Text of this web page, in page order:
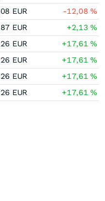
EUR -12,08%
EUR +2,13%
EUR +17,61%
EUR +17,61%
EUR +17,61%
EUR +17,61%